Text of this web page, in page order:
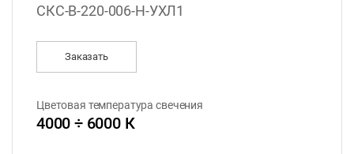
СКС-B-220-006-H-УХЛ1
Заказать
Цветовая температура свечения
4000 ÷ 6000 К